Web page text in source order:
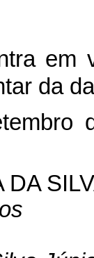
em
da
DA